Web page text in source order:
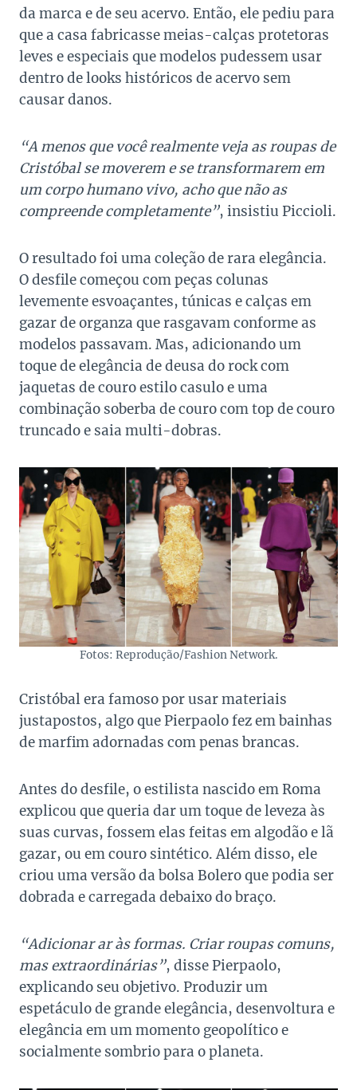
da marca e de seu acervo. Então, ele pediu para
que a casa fabricasse meias-calças protetoras
leves e especiais que modelos pudessem usar
dentro de looks históricos de acervo sem
causar danos.
“A menos que você realmente veja as roupas de
Cristóbal se moverem e se transformarem em
um corpo humano vivo, acho que não as
compreende completamente”, insistiu Piccioli.
O resultado foi uma coleção de rara elegância.
O desfile começou com peças colunas
levemente esvoaçantes, túnicas e calças em
gazar de organza que rasgavam conforme as
modelos passavam. Mas, adicionando um
toque de elegância de deusa do rock com
jaquetas de couro estilo casulo e uma
combinação soberba de couro com top de couro
truncado e saia multi-dobras.
Fotos: Reprodução/Fashion Network.
Cristóbal era famoso por usar materiais
justapostos, algo que Pierpaolo fez em bainhas
de marfim adornadas com penas brancas.
Antes do desfile, o estilista nascido em Roma
explicou que queria dar um toque de leveza às
suas curvas, fossem elas feitas em algodão e lã
gazar, ou em couro sintético. Além disso, ele
criou uma versão da bolsa Bolero que podia ser
dobrada e carregada debaixo do braço.
“Adicionar ar às formas. Criar roupas comuns,
mas extraordinárias”, disse Pierpaolo,
explicando seu objetivo. Produzir um
espetáculo de grande elegância, desenvoltura e
elegância em um momento geopolítico e
socialmente sombrio para o planeta.